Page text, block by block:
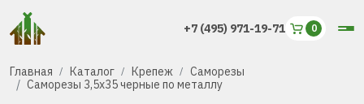
+7 (495) 971-19-71
Главная Каталог Крепеж
Саморезы
Саморезы 3,5х35 черные по металлу